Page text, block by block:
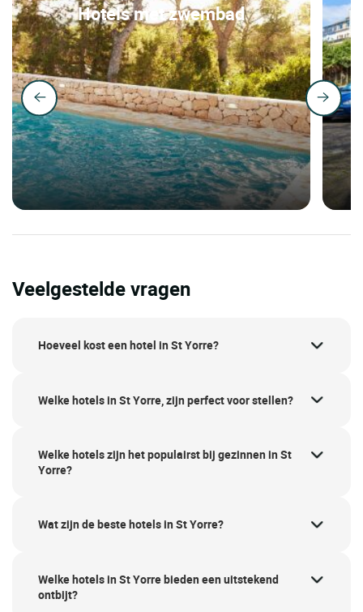
Hotels met zwembad
Veelgestelde vragen
Hoeveel kost een hotel in St Yorre?
Welke hotels in St Yorre, zijn perfect voor stellen?
Welke hotels zijn het populairst bij gezinnen in St
Yorre?
Wat zijn de beste hotels in St Yorre?
Welke hotels in St Yorre bieden een uitstekend
ontbijt?